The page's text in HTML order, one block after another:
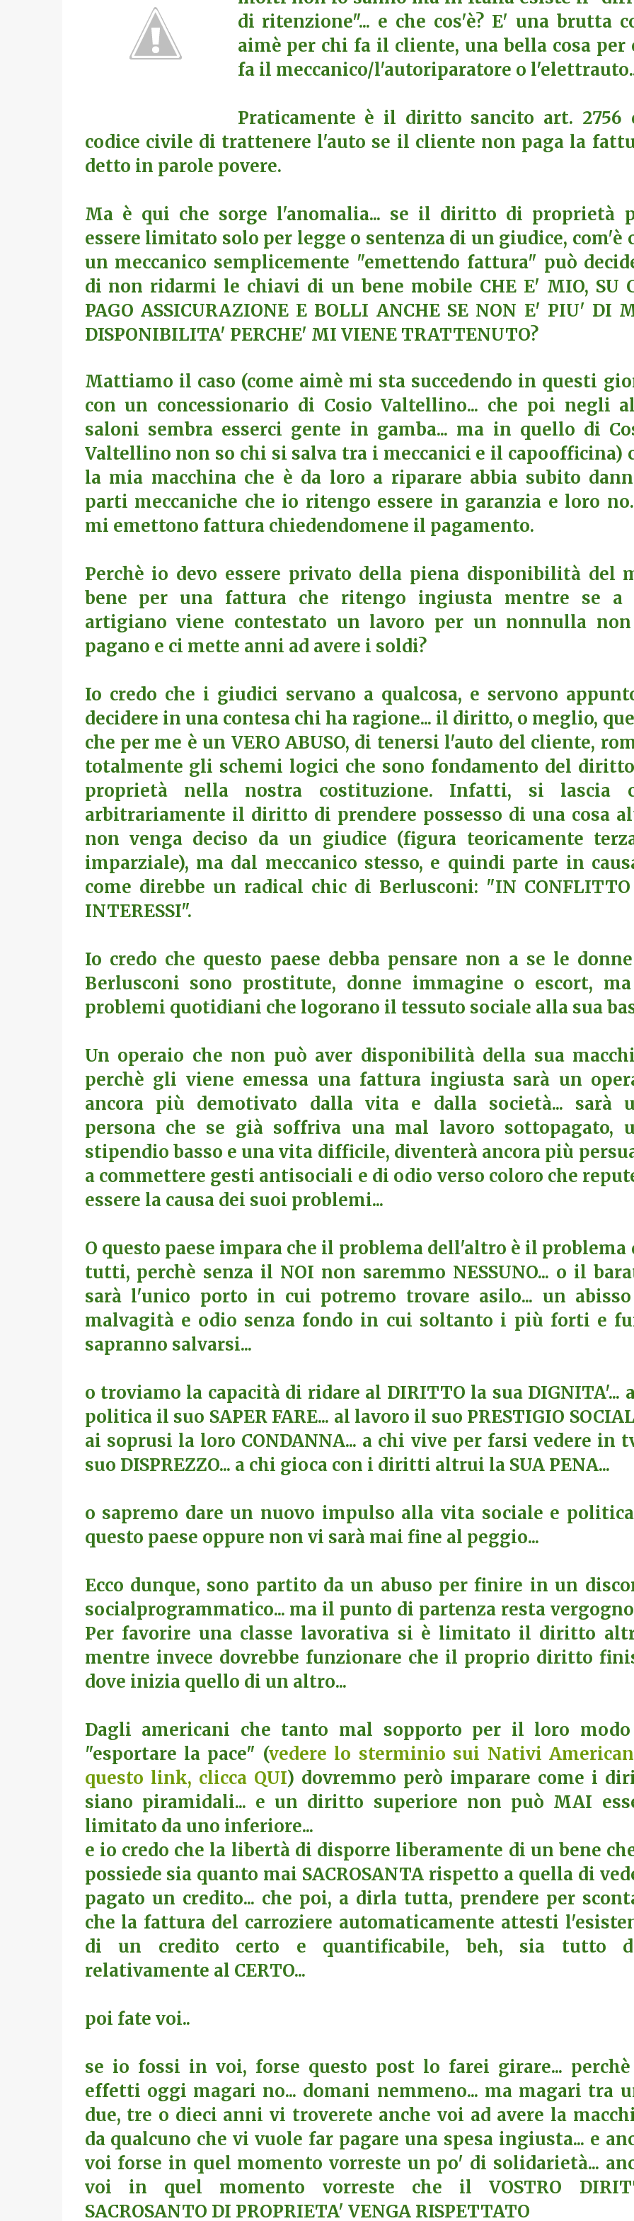
di ritenzione"... e che cos'è? E' una brutta
aimè per chi fa il cliente, una bella cosa per
fa il meccanico/l'autoriparatore o
Praticamente è il diritto sancito art. 2756
codice civile di trattenere l'auto se il cliente non paga la
detto in parole povere.
Ma è qui che sorge l'anomalia... se il diritto di proprietà
essere limitato solo per legge o sentenza di un giudice, com'è
un meccanico semplicemente "emettendo fattura" può
di non ridarmi le chiavi di un bene mobile CHE E' MIO, SU
PAGO ASSICURAZIONE E BOLLI ANCHE SE NON E' PIU' DI
DISPONIBILITA' PERCHE' MI VIENE TRATTENUTO?
Mattiamo il caso (come aimè mi sta succedendo in questi
con un concessionario di Cosio Valtellino... che poi negli
saloni sembra esserci gente in gamba... ma in quello di
Valtellino non so chi si salva tra i meccanici e il capoofficina)
la mia macchina che è da loro a riparare abbia subito
parti meccaniche che io ritengo essere in garanzia e loro
mi emettono fattura chiedendomene il pagamento.
Perchè io devo essere privato della piena disponibilità del
bene per una fattura che ritengo ingiusta mentre se a
artigiano viene contestato un lavoro per un nonnulla
pagano e ci mette anni ad avere i soldi?
Io credo che i giudici servano a qualcosa, e servono
decidere in una contesa chi ha ragione... il diritto, o meglio,
che per me è un VERO ABUSO, di tenersi l'auto del cliente,
totalmente gli schemi logici che sono fondamento del
proprietà nella nostra costituzione. Infatti, si lascia
arbitrariamente il diritto di prendere possesso di una cosa
non venga deciso da un giudice (figura teoricamente
imparziale), ma dal meccanico stesso, e quindi parte in
come direbbe un radical chic di Berlusconi: "IN
INTERESSI".
Io credo che questo paese debba pensare non a se le
Berlusconi sono prostitute, donne immagine o escort,
problemi quotidiani che logorano il tessuto sociale alla sua
Un operaio che non può aver disponibilità della sua
perchè gli viene emessa una fattura ingiusta sarà un
ancora più demotivato dalla vita e dalla società... sarà
persona che se già soffriva una mal lavoro sottopagato,
stipendio basso e una vita difficile, diventerà ancora più
a commettere gesti antisociali e di odio verso coloro che
essere la causa dei suoi problemi...
O questo paese impara che il problema dell'altro è il problema
tutti, perchè senza il NOI non saremmo NESSUNO... o il
sarà l'unico porto in cui potremo trovare asilo... un
malvagità e odio senza fondo in cui soltanto i più forti e
sapranno salvarsi...
o troviamo la capacità di ridare al DIRITTO la sua DIGNITA'...
politica il suo SAPER FARE... al lavoro il suo PRESTIGIO
ai soprusi la loro CONDANNA... a chi vive per farsi vedere in
suo DISPREZZO... a chi gioca con i diritti altrui la SUA PENA...
o sapremo dare un nuovo impulso alla vita sociale e
questo paese oppure non vi sarà mai fine al peggio...
Ecco dunque, sono partito da un abuso per finire in un
socialprogrammatico... ma il punto di partenza resta
Per favorire una classe lavorativa si è limitato il diritto
mentre invece dovrebbe funzionare che il proprio diritto
dove inizia quello di un altro...
Dagli americani che tanto mal sopporto per il loro
"esportare la pace" (vedere lo sterminio sui Nativi
questo link, clicca QUI) dovremmo però imparare come i
siano piramidali... e un diritto superiore non può MAI
limitato da uno inferiore...
e io credo che la libertà di disporre liberamente di un bene
possiede sia quanto mai SACROSANTA rispetto a quella di
pagato un credito... che poi, a dirla tutta, prendere per
che la fattura del carroziere automaticamente attesti
di un credito certo e quantificabile, beh, sia tutto
relativamente al CERTO...
poi fate voi..
se io fossi in voi, forse questo post lo farei girare...
effetti oggi magari no... domani nemmeno... ma magari tra
due, tre o dieci anni vi troverete anche voi ad avere la
da qualcuno che vi vuole far pagare una spesa ingiusta... e
voi forse in quel momento vorreste un po' di solidarietà...
voi in quel momento vorreste che il VOSTRO
SACROSANTO DI PROPRIETA' VENGA RISPETTATO